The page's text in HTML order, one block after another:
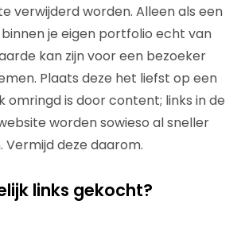
verwijderd worden. Alleen als een
je eigen portfolio echt van
kan zijn voor een bezoeker
Plaats deze het liefst op een
omringd is door content; links in de
worden sowieso al sneller
Vermijd deze daarom.
links gekocht?